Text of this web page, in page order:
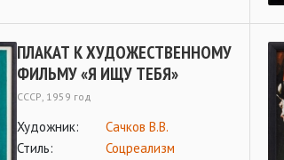
ПЛАКАТ К ХУДОЖЕСТВЕННОМУ
ФИЛЬМУ «Я ИЩУ ТЕБЯ»
СССР, 1959 год
Художник:
Сачков В.В.
Стиль:
Соцреализм